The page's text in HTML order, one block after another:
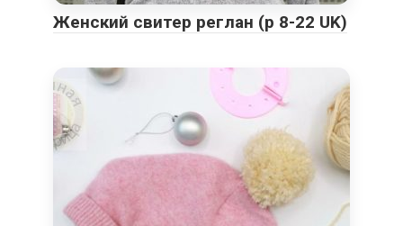
Женский свитер реглан (р 8-22 UK)